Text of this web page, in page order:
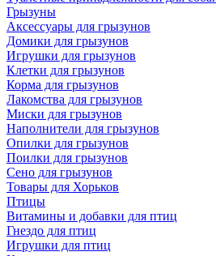
Грызуны
Аксессуары для грызунов
Домики для грызунов
Игрушки для грызунов
Клетки для грызунов
Корма для грызунов
Лакомства для грызунов
Миски для грызунов
Наполнители для грызунов
Опилки для грызунов
Поилки для грызунов
Сено для грызунов
Товары для Хорьков
Птицы
Витамины и добавки для птиц
Гнездо для птиц
Игрушки для птиц